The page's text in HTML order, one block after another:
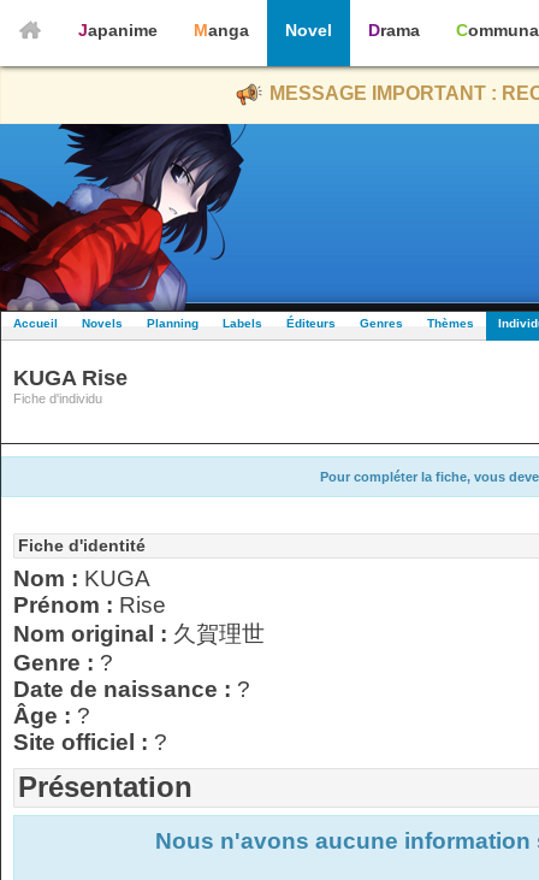
Japanime Manga Novel Drama
MESSAGE IMPORTANT :
Accueil Novels Planning Labels Éditeurs Genres Thèmes
KUGA Rise
Fiche d'individu
Pour compléter la fiche, vous
Fiche d'identité
Nom : KUGA
Prénom : Rise
Nom original : 久賀理世
Genre : ?
Date de naissance : ?
Âge : ?
Site officiel : ?
Présentation
Nous n'avons aucune